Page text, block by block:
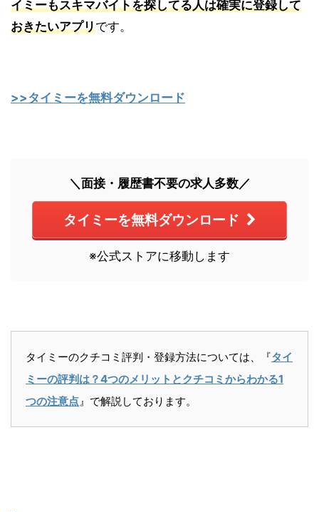
イミーもスキマバイトを探してる人は確実に登録して
おきたいアプリです。
>>タイミーを無料ダウンロード
＼面接・履歴書不要の求人多数／
タイミーを無料ダウンロード
※公式ストアに移動します
タイミーのクチコミ評判・登録方法については、『タイ
ミーの評判は？4つのメリットとクチコミからわかる1
つの注意点』で解説しております。